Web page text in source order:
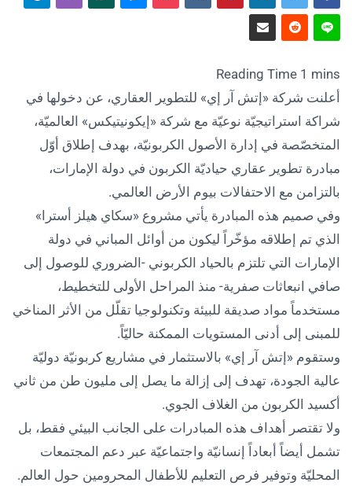
أعلنت شركة «إتش آر إي» للتطوير العقاري، عن دخولها في
شراكة استراتيجيّة نوعيّة مع شركة «إيكونيتيكس» العالميّة،
المتخصّصة في إدارة الأصول الكربونيّة، بهدف إطلاق أوّل
مبادرة تطوير عقاري حياديّة الكربون في دولة الإمارات،
بالتزامن مع الاحتفالات بيوم الأرض العالمي.
وفي صميم هذه المبادرة يأتي مشروع «سكاي هيلز أسترا»
الذي تم إطلاقه مؤخّراً ليكون من أوائل المباني في دولة
الإمارات التي تلتزم بالحياد الكربوني -الضروري للوصول إلى
صافي انبعاثات صفرية- منذ المراحل الأولى للتخطيط،
مستخدماً مواد صديقة للبيئة وتكنولوجيا تقلّل من الأثر المناخي
للمبنى إلى أدنى المستويات الممكنة حاليّاً.
وستقوم «إتش آر إي» بالاستثمار في مشاريع كربونيّة دوليّة
عالية الجودة، تهدف إلى إزالة ما يصل إلى مليون طن من ثاني
أكسيد الكربون من الغلاف الجوي.
ولا تقتصر أهداف هذه المبادرات على الجانب البيئي فقط، بل
تشمل أيضاً أبعاداً إنسانيّة واجتماعيّة عبر دعم المجتمعات
المحليّة وتوفير فرص التعليم للأطفال المحرومين حول العالم.